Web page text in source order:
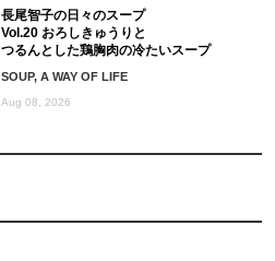
長尾智子の日々のスープ
Vol.20 おろしきゅうりと
つるんとした鶏胸肉の冷たいスープ
SOUP, A WAY OF LIFE
Aug 08, 2026